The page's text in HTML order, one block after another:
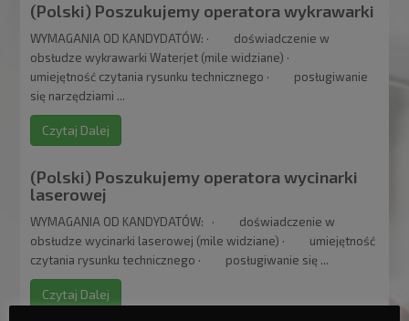
(Polski) Poszukujemy operatora wykrawarki
WYMAGANIA OD KANDYDATÓW: · doświadczenie w
obsłudze wykrawarki Waterjet (mile widziane) ·
umiejętność czytania rysunku technicznego · posługiwanie
się narzędziami ...
Czytaj Dalej
(Polski) Poszukujemy operatora wycinarki
laserowej
WYMAGANIA OD KANDYDATÓW: · doświadczenie w
obsłudze wycinarki laserowej (mile widziane) · umiejętność
czytania rysunku technicznego · posługiwanie się ...
Czytaj Dalej